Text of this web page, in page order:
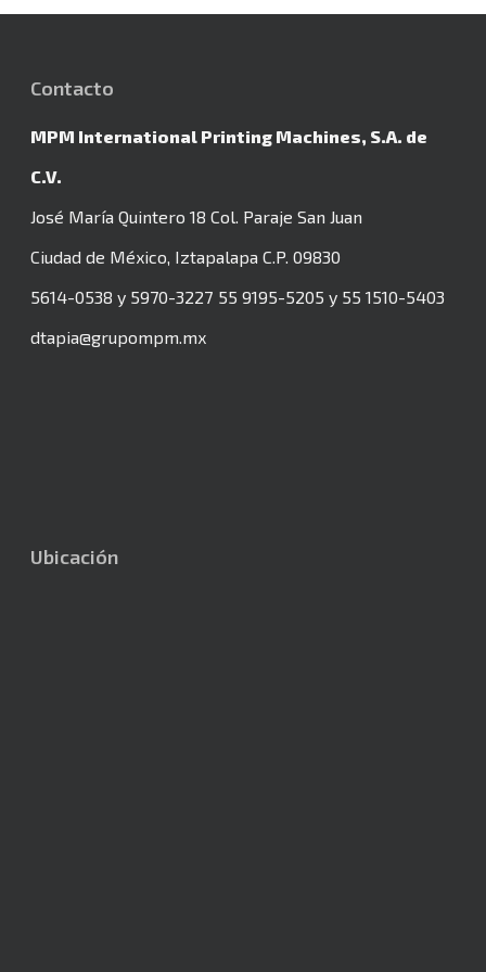
Contacto
MPM International Printing Machines, S.A. de
C.V.
José María Quintero 18 Col. Paraje San Juan
Ciudad de México, Iztapalapa C.P. 09830
5614-0538 y 5970-3227 55 9195-5205 y 55 1510-5403
dtapia@grupompm.mx
Ubicación